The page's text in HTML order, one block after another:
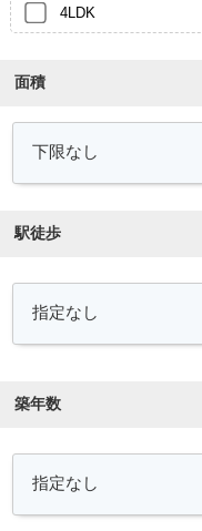
4LDK
面積
駅徒歩
築年数